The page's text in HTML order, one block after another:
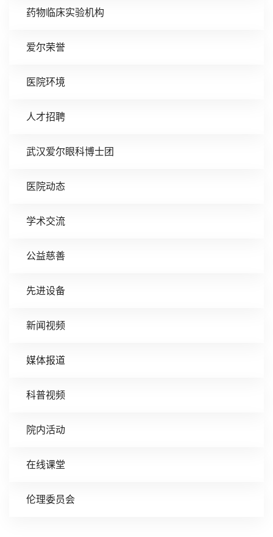
药物临床实验机构
爱尔荣誉
医院环境
人才招聘
武汉爱尔眼科博士团
医院动态
学术交流
公益慈善
先进设备
新闻视频
媒体报道
科普视频
院内活动
在线课堂
伦理委员会